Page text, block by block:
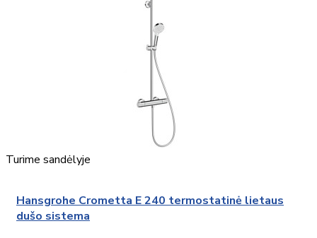
Turime sandėlyje
Hansgrohe Crometta E 240 termostatinė lietaus
dušo sistema